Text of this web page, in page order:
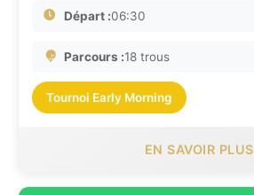
Départ :06:30
Parcours :18 trous
Tournoi Early Morning
EN SAVOIR PLUS